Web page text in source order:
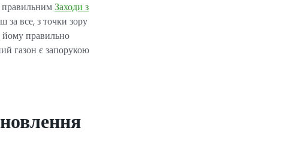
правильнимЗаходи з
за все, з точки зору
йому правильно
газон є запорукою